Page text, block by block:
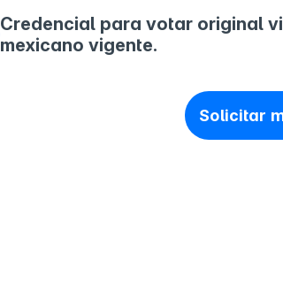
Credencial para votar original
mexicano vigente.
Solicitar